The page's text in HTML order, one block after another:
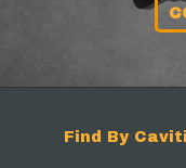
Find By